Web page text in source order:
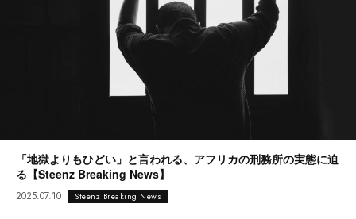
「地獄よりもひどい」と言われる、アフリカの刑務所の実態に迫
る【Steenz Breaking News】
2025.07.10 Steenz Breaking News